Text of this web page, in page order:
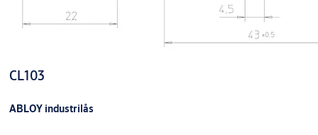
CL103
ABLOY industrilås